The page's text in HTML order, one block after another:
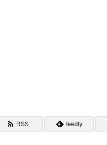
RSS feedly